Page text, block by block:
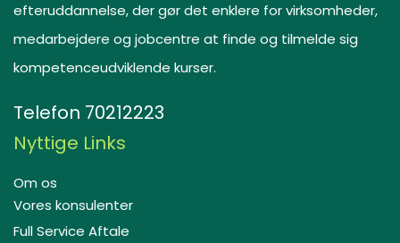
efteruddannelse, der gør det enklere for virksomheder,
medarbejdere og jobcentre at finde og tilmelde sig
kompetenceudviklende kurser.
Telefon 70212223
Nyttige Links
Om os
Vores konsulenter
Full Service Aftale